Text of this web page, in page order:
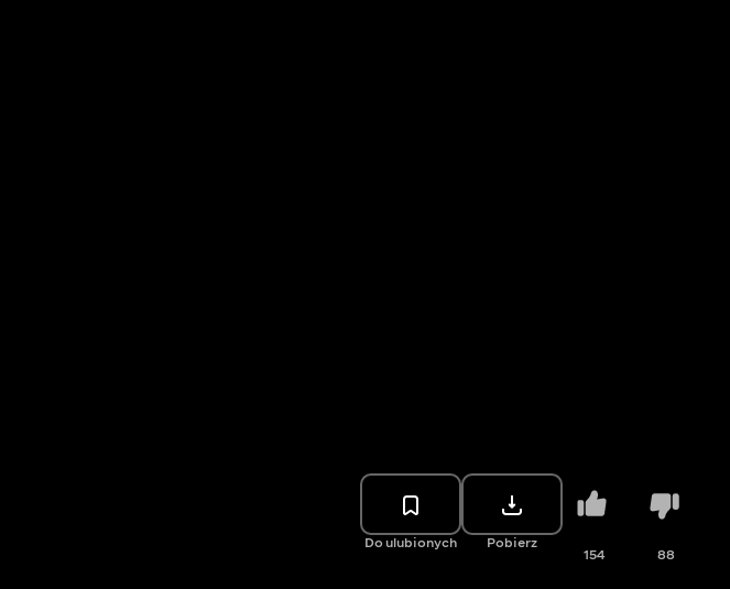
Do ulubionych Pobierz
154 88